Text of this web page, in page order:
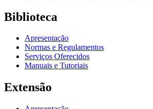
Biblioteca
Apresentação
Normas e Regulamentos
Serviços Oferecidos
Manuais e Tutoriais
Extensão